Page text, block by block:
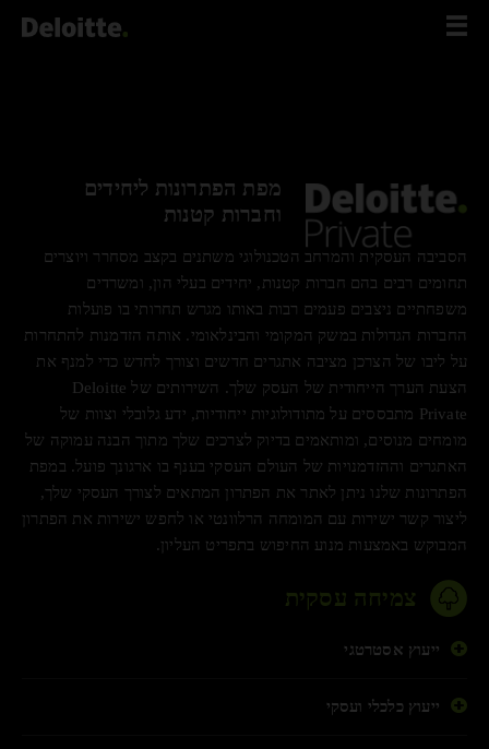
לתוכן
מפת הפתרונות ליחידים
וחברות קטנות
הסביבה העסקית והמרחב הטכנולוגי משתנים בקצב מסחרר ויוצרים
תחומים רבים בהם חברות קטנות, יחידים בעלי הון, ומשרדים
משפחתיים ניצבים פעמים רבות באותו מגרש תחרותי בו פועלות
החברות הגדולות במשק המקומי והבינלאומי. אותה הזדמנות להתחרות
על ליבו של הצרכן מציבה אתגרים חדשים וצורך לחדש כדי למנף את
הצעת הערך הייחודית של העסק שלך. השירותים של Deloitte
Private מתבססים על מתודולוגיות ייחודיות, ידע גלובלי וצוות של
מומחים מנוסים, ומותאמים בדיוק לצרכים שלך מתוך הבנה עמוקה של
האתגרים וההזדמנויות של העולם העסקי בענף בו ארגונך פועל. במפת
הפתרונות שלנו ניתן לאתר את הפתרון המתאים לצורך העסקי שלך,
ליצור קשר ישירות עם המומחה הרלוונטי או לחפש ישירות את הפתרון
המבוקש באמצעות מנוע החיפוש בתפריט העליון.
צמיחה עסקית
ייעוץ אסטרטגי
ייעוץ כלכלי ועסקי